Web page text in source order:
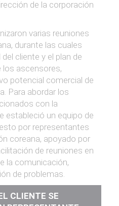
de la corporación
varias reuniones
durante las cuales
cliente y el plan de
los ascensores,
potencial comercial de
Para abordar los
con la
estableció un equipo de
por representantes
coreana, apoyado por
de reuniones en
la comunicación,
de problemas.
CLIENTE SE